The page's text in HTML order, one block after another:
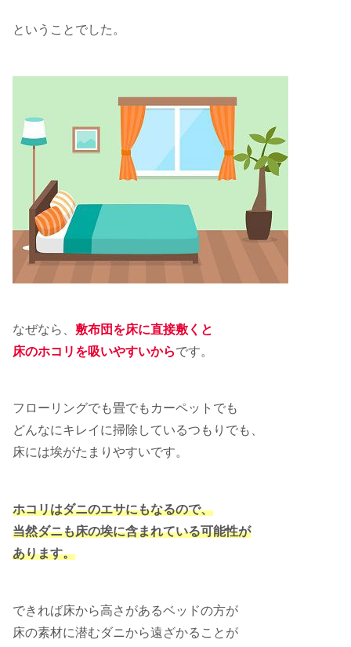
ということでした。
なぜなら、 敷布団を床に直接敷くと
床のホコリを吸いやすいからです。
フローリングでも畳でもカーペットでも
どんなにキレイに掃除しているつもりでも、
床には埃がたまりやすいです。
ホコリはダニのエサにもなるので、
当然ダニも床の埃に含まれている可能性が
あります。
できれば床から高さがあるベッドの方が
床の素材に潜むダニから遠ざかることが